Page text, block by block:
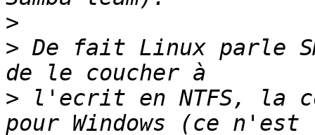
>
> De fait Linux parle
> l'ecrit en NTFS, la